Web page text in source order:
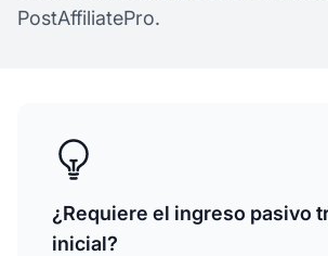
PostAffiliatePro.
¿Requiere el ingreso pasivo
inicial?